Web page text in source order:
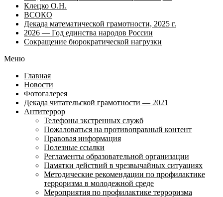
Клецко О.Н.
ВСОКО
Декада математической грамотности, 2025 г.
2026 — Год единства народов России
Сокращение бюрократической нагрузки
Меню
Главная
Новости
Фотогалерея
Декада читательской грамотности — 2021
Антитеррор
Телефоны экстренных служб
Пожаловаться на противоправный контент
Правовая информация
Полезные ссылки
Регламенты образовательной организации
Памятки действий в чрезвычайных ситуациях
Методические рекомендации по профилактике
терроризма в молодежной среде
Мероприятия по профилактике терроризма